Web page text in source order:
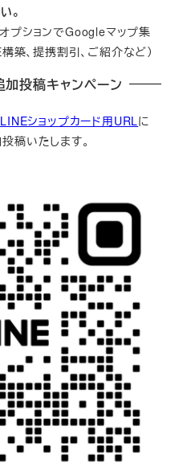
。
プションでGoogleマップ集
築、提携割引、ご紹介など）
投稿キャンペーン
ショップカード用URLに
稿いたします。